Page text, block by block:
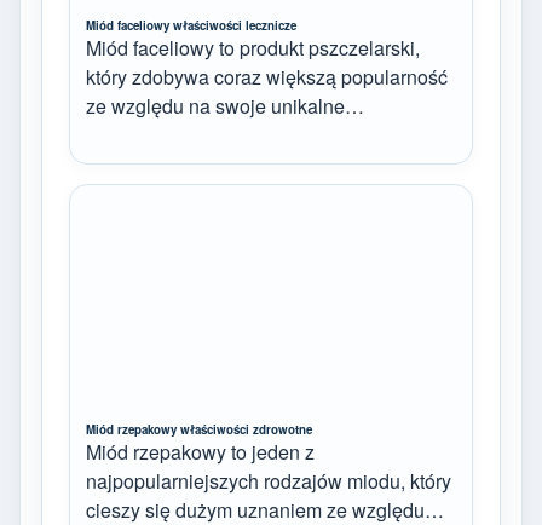
Miód faceliowy właściwości lecznicze
Miód faceliowy to produkt pszczelarski,
który zdobywa coraz większą popularność
ze względu na swoje unikalne…
Miód rzepakowy właściwości zdrowotne
Miód rzepakowy to jeden z
najpopularniejszych rodzajów miodu, który
cieszy się dużym uznaniem ze względu…